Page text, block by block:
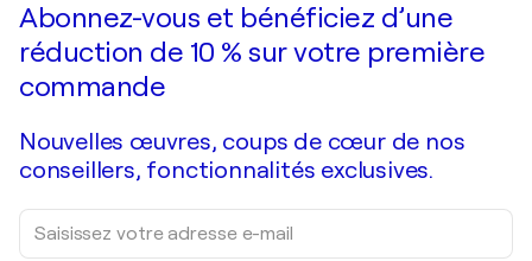
Je passe commande
Abonnez-vous et bénéficiez d’une
réduction de 10 % sur votre première
commande
Nouvelles œuvres, coups de cœur de nos
conseillers, fonctionnalités exclusives.